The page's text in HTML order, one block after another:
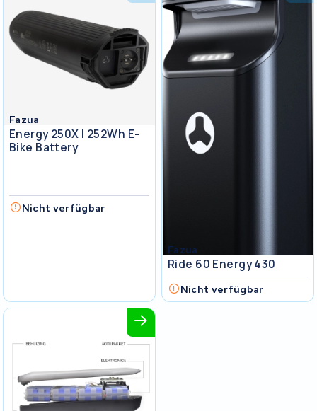
Fazua
Energy 250X I 252Wh E-
Bike Battery
Nicht verfügbar
Fazua
Ride 60 Energy 430
Nicht verfügbar